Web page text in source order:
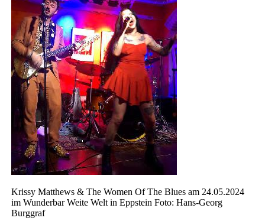
Krissy Matthews & The Women Of The Blues am 24.05.2024
im Wunderbar Weite Welt in Eppstein Foto: Hans-Georg
Burggraf